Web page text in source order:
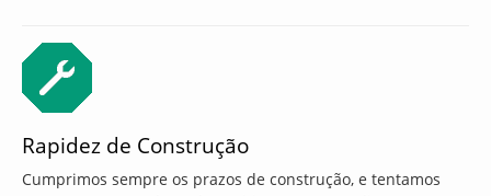
Rapidez de Construção
Cumprimos sempre os prazos de construção, e tentamos